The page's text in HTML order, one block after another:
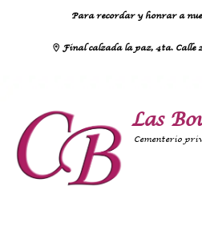
Para recordar y honrar a
Final calzada la paz, 4ta. Calle
Las
Cementerio